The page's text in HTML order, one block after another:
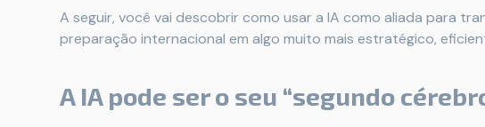
A seguir, você vai descobrir como usar a IA como aliada para
preparação internacional em algo muito mais estratégico,
A IA pode ser o seu “segundo